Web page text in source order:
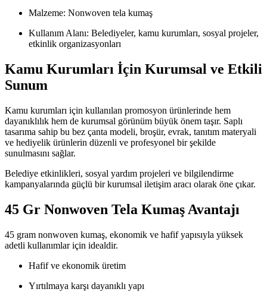
Malzeme: Nonwoven tela kumaş
Kullanım Alanı: Belediyeler, kamu kurumları, sosyal projeler,
etkinlik organizasyonları
Kamu Kurumları İçin Kurumsal ve Etkili
Sunum
Kamu kurumları için kullanılan promosyon ürünlerinde hem
dayanıklılık hem de kurumsal görünüm büyük önem taşır. Saplı
tasarıma sahip bu bez çanta modeli, broşür, evrak, tanıtım materyali
ve hediyelik ürünlerin düzenli ve profesyonel bir şekilde
sunulmasını sağlar.
Belediye etkinlikleri, sosyal yardım projeleri ve bilgilendirme
kampanyalarında güçlü bir kurumsal iletişim aracı olarak öne çıkar.
45 Gr Nonwoven Tela Kumaş Avantajı
45 gram nonwoven kumaş, ekonomik ve hafif yapısıyla yüksek
adetli kullanımlar için idealdir.
Hafif ve ekonomik üretim
Yırtılmaya karşı dayanıklı yapı